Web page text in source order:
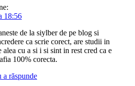
18:56
de la siylber de pe blog si
ca scrie corect, are studii in
cu a si i si sint in rest cred ca e
100% corecta.
a răspunde